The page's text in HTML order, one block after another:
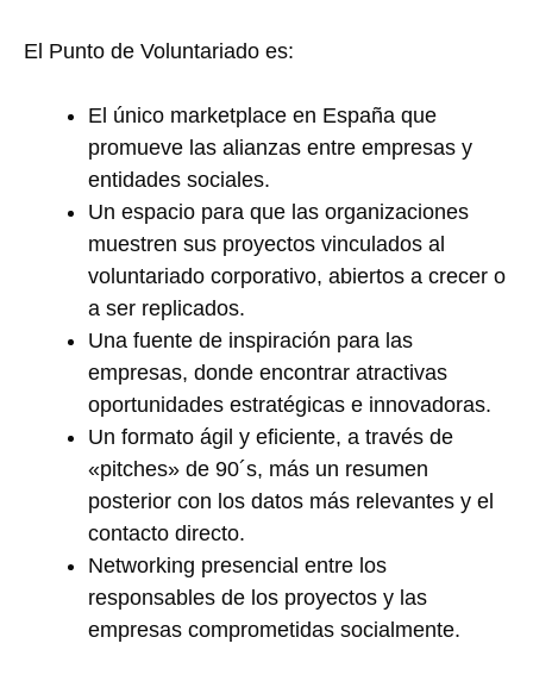
El Punto de Voluntariado es:
El único marketplace en España que
promueve las alianzas entre empresas y
entidades sociales.
Un espacio para que las organizaciones
muestren sus proyectos vinculados al
voluntariado corporativo, abiertos a crecer o
a ser replicados.
Una fuente de inspiración para las
empresas, donde encontrar atractivas
oportunidades estratégicas e innovadoras.
Un formato ágil y eficiente, a través de
«pitches» de 90´s, más un resumen
posterior con los datos más relevantes y el
contacto directo.
Networking presencial entre los
responsables de los proyectos y las
empresas comprometidas socialmente.